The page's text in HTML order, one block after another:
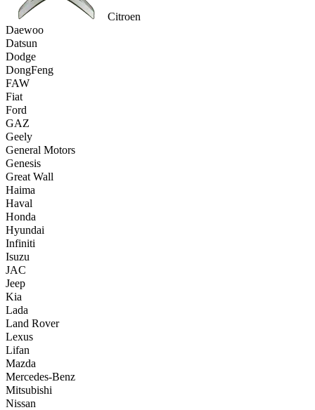
Citroen
Daewoo
Datsun
Dodge
DongFeng
FAW
Fiat
Ford
GAZ
Geely
General Motors
Genesis
Great Wall
Haima
Haval
Honda
Hyundai
Infiniti
Isuzu
JAC
Jeep
Kia
Lada
Land Rover
Lexus
Lifan
Mazda
Mercedes-Benz
Mitsubishi
Nissan